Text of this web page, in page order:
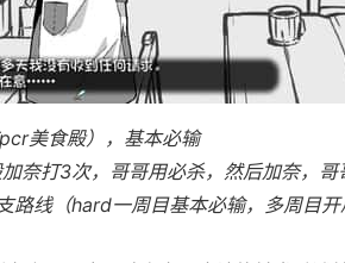
美食殿），基本必输
奈打3次，哥哥用必杀，然后加奈，哥
路线（hard一周目基本必输，多周目